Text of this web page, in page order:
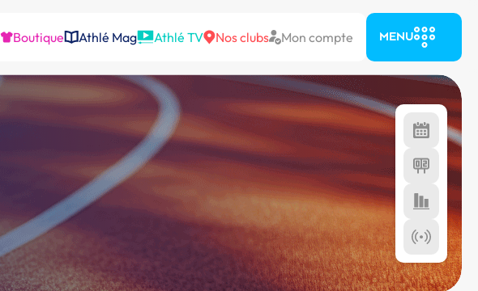
Boutique Athlé Mag Athlé TV Nos clubs Mon compte MENU